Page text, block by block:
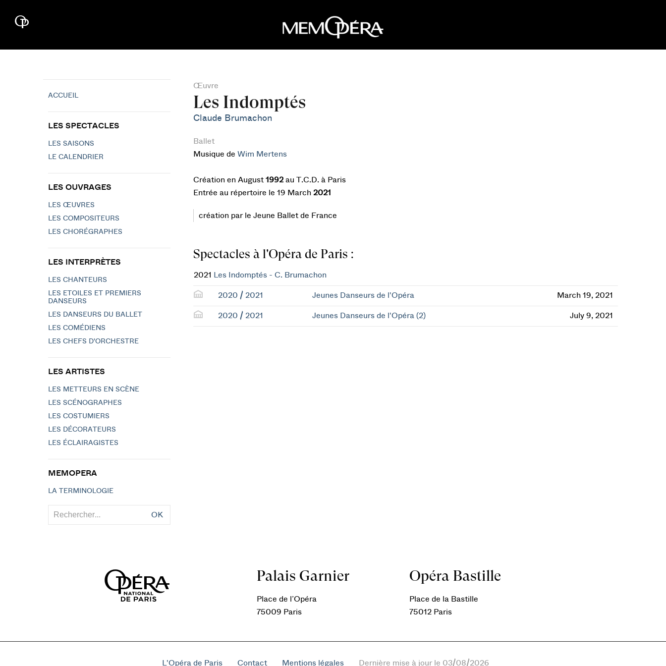
Œuvre
Les Indomptés
Claude Brumachon
Ballet
Musique de Wim Mertens
Création en August 1992au T.C.D. à Paris
Entrée au répertoire le 19 March 2021
création par le Jeune Ballet de France
Spectacles à l'Opéra de Paris :
2021 Les Indomptés - C. Brumachon
2020 / 2021 Jeunes Danseurs de l'Opéra March 19, 2021
2020 / 2021 Jeunes Danseurs de l'Opéra (2) July 9, 2021
ACCUEIL
LES SPECTACLES
LES SAISONS
LE CALENDRIER
LES OUVRAGES
LES ŒUVRES
LES COMPOSITEURS
LES CHORÉGRAPHES
LES INTERPRÈTES
LES CHANTEURS
LES ETOILES ET PREMIERS
DANSEURS
LES DANSEURS DU BALLET
LES COMÉDIENS
LES CHEFS D'ORCHESTRE
LES ARTISTES
LES METTEURS EN SCÈNE
LES SCÉNOGRAPHES
LES COSTUMIERS
LES DÉCORATEURS
LES ÉCLAIRAGISTES
MEMOPERA
LA TERMINOLOGIE
OK
Palais Garnier
Place de l’Opéra
75009 Paris
Opéra Bastille
Place de la Bastille
75012 Paris
L'Opéra de Paris Contact Mentions légales Dernière mise à jour le 03/08/2026